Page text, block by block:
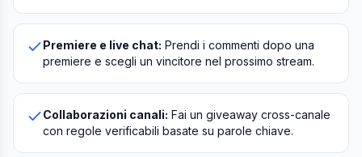
Premiere e live chat: Prendi i commenti dopo una
premiere e scegli un vincitore nel prossimo stream.
Collaborazioni canali: Fai un giveaway cross-canale
con regole verificabili basate su parole chiave.